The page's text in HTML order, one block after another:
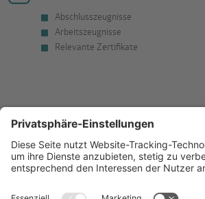
Abschlusszeugnisse
Arbeitszeugnisse
Relevante Zertifikate
Tipp 2: Überzeugendes
Ihr Motivationsschreiben an uns soll zusammen
überzeugen und einen positiven ersten Eindruck